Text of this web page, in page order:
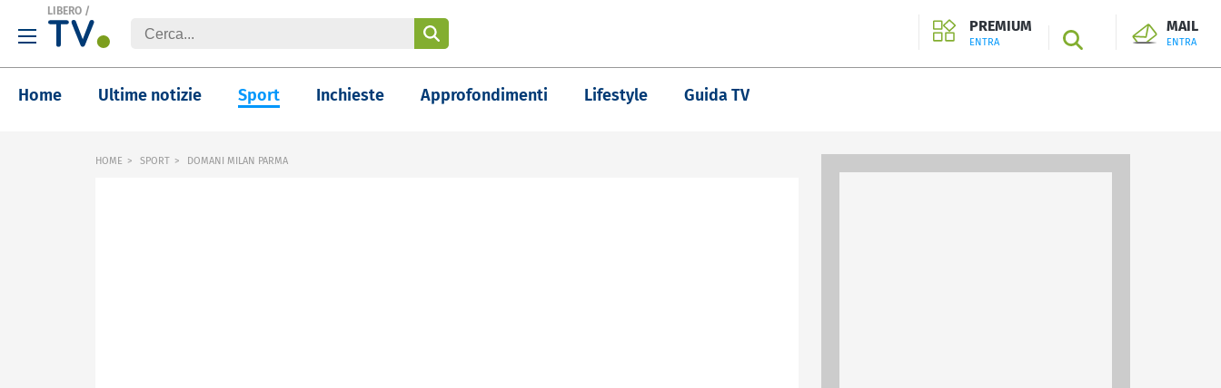
LIBERO /
PREMIUM
ENTRA SEARCH
MAIL
ENTRA
Home Ultime notizie Sport Inchieste Approfondimenti Lifestyle Guida TV
HOME SPORT DOMANI MILAN PARMA